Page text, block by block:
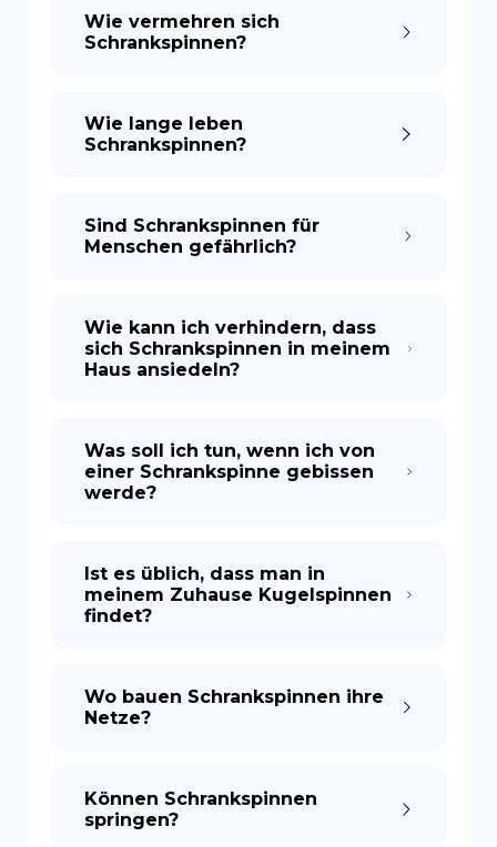
Wie vermehren sich
Schrankspinnen?
Wie lange leben
Schrankspinnen?
Sind Schrankspinnen für
Menschen gefährlich?
Wie kann ich verhindern, dass
sich Schrankspinnen in meinem
Haus ansiedeln?
Was soll ich tun, wenn ich von
einer Schrankspinne gebissen
werde?
Ist es üblich, dass man in
meinem Zuhause Kugelspinnen
findet?
Wo bauen Schrankspinnen ihre
Netze?
Können Schrankspinnen
springen?